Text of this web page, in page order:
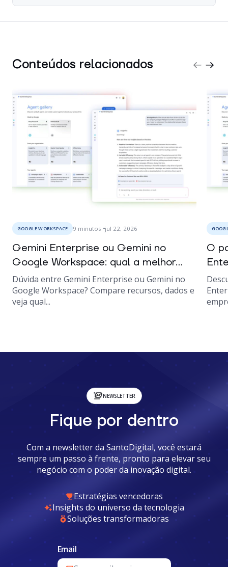
Conteúdos relacionados
GOOGLE WORKSPACE 9 minutos jul 22, 2026
Gemini Enterprise ou Gemini no
Google Workspace: qual a melhor...
Dúvida entre Gemini Enterprise ou Gemini no
Google Workspace? Compare recursos, dados e
veja qual...
O
NEWSLETTER
Fique por dentro
Com a newsletter da SantoDigital, você estará
sempre um passo à frente, pronto para elevar seu
negócio com o poder da inovação digital.
Estratégias vencedoras
Insights do universo da tecnologia
Soluções transformadoras
Email